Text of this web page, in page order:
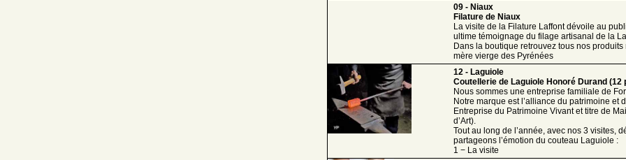
09 - Niaux
Filature de Niaux
La visite de la Filature Laffont dévoile au
ultime témoignage du filage artisanal de la
Dans la boutique retrouvez tous nos
mère vierge des Pyrénées
12 - Laguiole
Coutellerie de Laguiole Honoré Durand (12
Nous sommes une entreprise familiale de
Notre marque est l’alliance du patrimoine et
Entreprise du Patrimoine Vivant et titre de
d’Art).
Tout au long de l’année, avec nos 3 visites,
partageons l’émotion du couteau Laguiole :
1 − La visite